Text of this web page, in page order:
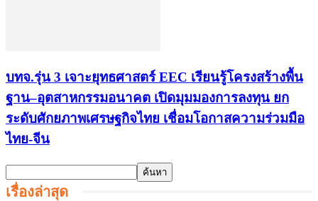
บทจ.รุ่น 3 เจาะยุทธศาสตร์ EEC เรียนรู้โครงสร้างพื้น
ฐาน–อุตสาหกรรมอนาคต เปิดมุมมองการลงทุน ยก
ระดับศักยภาพเศรษฐกิจไทย เชื่อมโอกาสความร่วมมือ
ไทย-จีน
เรื่องล่าสุด